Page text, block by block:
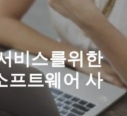
비스를위한
프트웨어 사